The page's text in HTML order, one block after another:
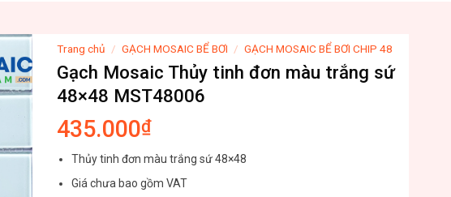
Trang chủ / GẠCH MOSAIC BỂ BƠI / GẠCH MOSAIC BỂ BƠI CHIP 48
Gạch Mosaic Thủy tinh đơn màu trắng sứ
48×48 MST48006
435.000₫
Thủy tinh đơn màu trắng sứ 48×48
Giá chưa bao gồm VAT